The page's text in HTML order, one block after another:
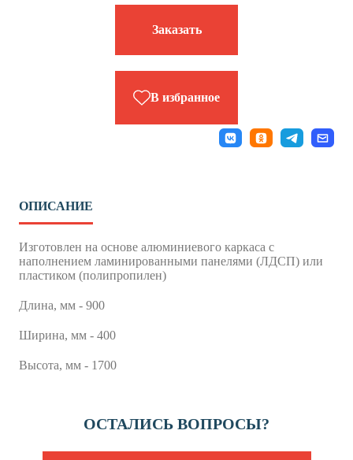
Заказать
В избранное
ОПИСАНИЕ
Изготовлен на основе алюминиевого каркаса с
наполнением ламинированными панелями (ЛДСП) или
пластиком (полипропилен)
Длина, мм - 900
Ширина, мм - 400
Высота, мм - 1700
ОСТАЛИСЬ ВОПРОСЫ?